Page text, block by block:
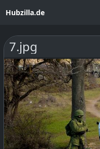
Hubzilla.de
7.jpg